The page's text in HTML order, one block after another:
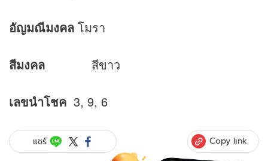
อัญมณีมงคล โมรา
สีมงคล สีขาว
เลขนำโชค 3, 9, 6
แชร์ Copy link